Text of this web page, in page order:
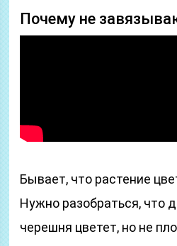
Почему не
Бывает, что растение
Нужно разобраться, что
черешня цветет, но не